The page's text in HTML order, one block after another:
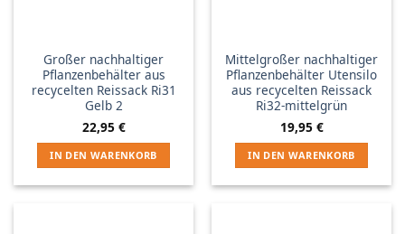
Großer nachhaltiger
Pflanzenbehälter aus
recycelten Reissack Ri31
Gelb 2
22,95 €
IN DEN WARENKORB
Mittelgroßer nachhaltiger
Pflanzenbehälter Utensilo
aus recycelten Reissack
Ri32-mittelgrün
19,95 €
IN DEN WARENKORB